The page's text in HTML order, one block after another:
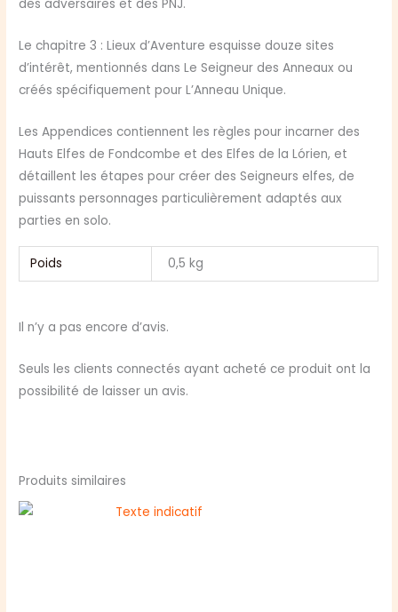
des adversaires et des PNJ.
Le chapitre 3 : Lieux d’Aventure esquisse douze sites
d’intérêt, mentionnés dans Le Seigneur des Anneaux ou
créés spécifiquement pour L’Anneau Unique.
Les Appendices contiennent les règles pour incarner des
Hauts Elfes de Fondcombe et des Elfes de la Lórien, et
détaillent les étapes pour créer des Seigneurs elfes, de
puissants personnages particulièrement adaptés aux
parties en solo.
Poids 0,5 kg
Il n’y a pas encore d’avis.
Seuls les clients connectés ayant acheté ce produit ont la
possibilité de laisser un avis.
Produits similaires